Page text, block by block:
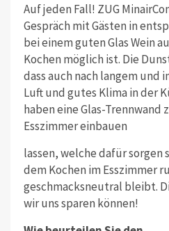
Auf jeden Fall! ZUG
Gespräch mit Gästen in
bei einem guten Glas Wein
Kochen möglich ist. Die
dass auch nach langem und
Luft und gutes Klima in der
haben eine Glas-Trennwand
Esszimmer einbauen
lassen, welche dafür sorgen
dem Kochen im Esszimmer
geschmacksneutral bleibt.
wir uns sparen können!